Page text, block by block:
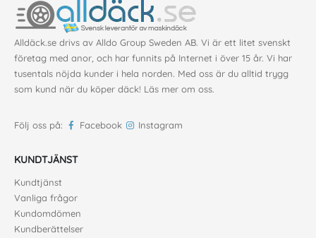
Alldäck.se drivs av Alldo Group Sweden AB. Vi är ett litet svenskt
företag med anor, och har funnits på Internet i över 15 år. Vi har
tusentals nöjda kunder i hela norden. Med oss är du alltid trygg
som kund när du köper däck! Läs mer om oss.
Följ oss på: Facebook Instagram
KUNDTJÄNST
Kundtjänst
Vanliga frågor
Kundomdömen
Kundberättelser